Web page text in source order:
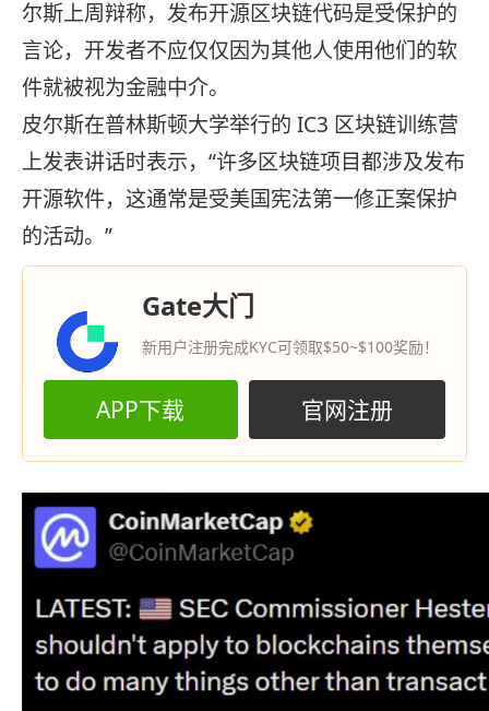
尔斯上周辩称，发布开源区块链代码是受保护的
言论，开发者不应仅仅因为其他人使用他们的软
件就被视为金融中介。
皮尔斯在普林斯顿大学举行的 IC3 区块链训练营
上发表讲话时表示，“许多区块链项目都涉及发布
开源软件，这通常是受美国宪法第一修正案保护
的活动。”
Gate大门
新用户注册完成KYC可领取$50~$100奖励！
APP下载 官网注册